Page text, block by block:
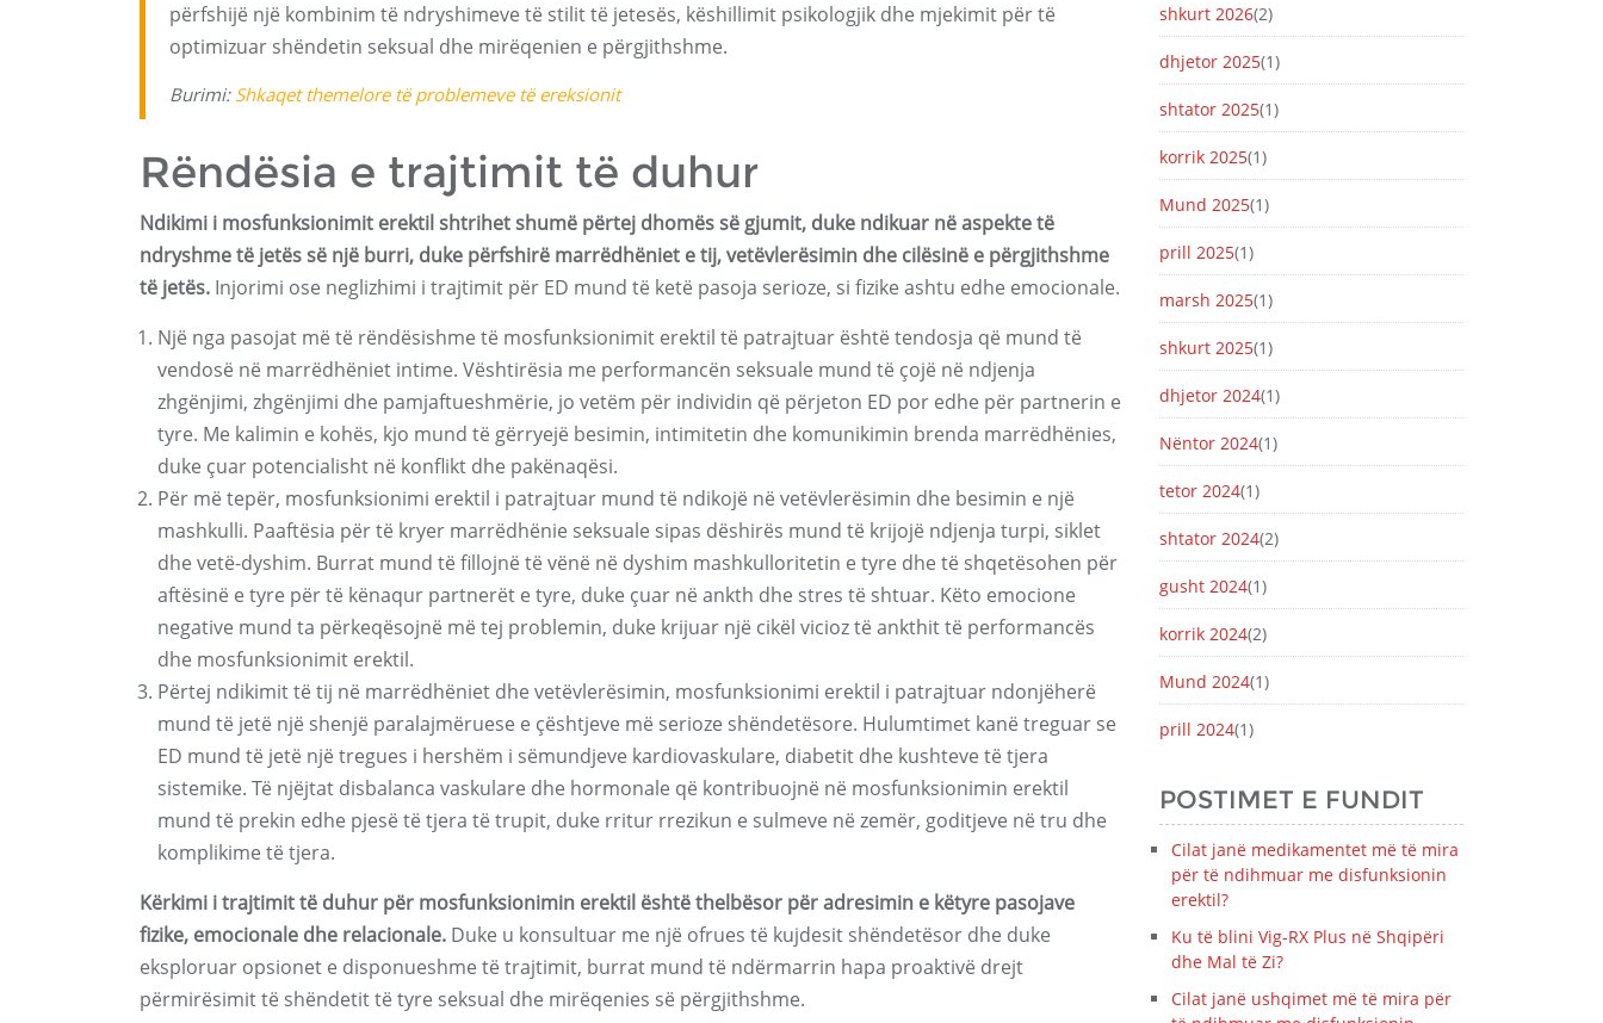
përfshijë një kombinim të ndryshimeve të stilit të jetesës, këshillimit psikologjik dhe mjekimit për të
optimizuar shëndetin seksual dhe mirëqenien e përgjithshme.
Burimi: Shkaqet themelore të problemeve të ereksionit
Rëndësia e trajtimit të duhur
Ndikimi i mosfunksionimit erektil shtrihet shumë përtej dhomës së gjumit, duke ndikuar në aspekte të
ndryshme të jetës së një burri, duke përfshirë marrëdhëniet e tij, vetëvlerësimin dhe cilësinë e përgjithshme
të jetës. Injorimi ose neglizhimi i trajtimit për ED mund të ketë pasoja serioze, si fizike ashtu edhe emocionale.
Një nga pasojat më të rëndësishme të mosfunksionimit erektil të patrajtuar është tendosja që mund të
vendosë në marrëdhëniet intime. Vështirësia me performancën seksuale mund të çojë në ndjenja
zhgënjimi, zhgënjimi dhe pamjaftueshmërie, jo vetëm për individin që përjeton ED por edhe për partnerin e
tyre. Me kalimin e kohës, kjo mund të gërryejë besimin, intimitetin dhe komunikimin brenda marrëdhënies,
duke çuar potencialisht në konflikt dhe pakënaqësi.
Për më tepër, mosfunksionimi erektil i patrajtuar mund të ndikojë në vetëvlerësimin dhe besimin e një
mashkulli. Paaftësia për të kryer marrëdhënie seksuale sipas dëshirës mund të krijojë ndjenja turpi, siklet
dhe vetë-dyshim. Burrat mund të fillojnë të vënë në dyshim mashkulloritetin e tyre dhe të shqetësohen për
aftësinë e tyre për të kënaqur partnerët e tyre, duke çuar në ankth dhe stres të shtuar. Këto emocione
negative mund ta përkeqësojnë më tej problemin, duke krijuar një cikël vicioz të ankthit të performancës
dhe mosfunksionimit erektil.
Përtej ndikimit të tij në marrëdhëniet dhe vetëvlerësimin, mosfunksionimi erektil i patrajtuar ndonjëherë
mund të jetë një shenjë paralajmëruese e çështjeve më serioze shëndetësore. Hulumtimet kanë treguar se
ED mund të jetë një tregues i hershëm i sëmundjeve kardiovaskulare, diabetit dhe kushteve të tjera
sistemike. Të njëjtat disbalanca vaskulare dhe hormonale që kontribuojnë në mosfunksionimin erektil
mund të prekin edhe pjesë të tjera të trupit, duke rritur rrezikun e sulmeve në zemër, goditjeve në tru dhe
komplikime të tjera.
Kërkimi i trajtimit të duhur për mosfunksionimin erektil është thelbësor për adresimin e këtyre pasojave
fizike, emocionale dhe relacionale. Duke u konsultuar me një ofrues të kujdesit shëndetësor dhe duke
eksploruar opsionet e disponueshme të trajtimit, burrat mund të ndërmarrin hapa proaktivë drejt
përmirësimit të shëndetit të tyre seksual dhe mirëqenies së përgjithshme.
shkurt 2026(2)
dhjetor 2025(1)
shtator 2025(1)
korrik 2025(1)
Mund 2025(1)
prill 2025(1)
marsh 2025(1)
shkurt 2025(1)
dhjetor 2024(1)
Nëntor 2024(1)
tetor 2024(1)
shtator 2024(2)
gusht 2024(1)
korrik 2024(2)
Mund 2024(1)
prill 2024(1)
POSTIMET E FUNDIT
Cilat janë medikamentet më të mira
për të ndihmuar me disfunksionin
erektil?
Ku të blini Vig-RX Plus në Shqipëri
dhe Mal të Zi?
Cilat janë ushqimet më të mira për